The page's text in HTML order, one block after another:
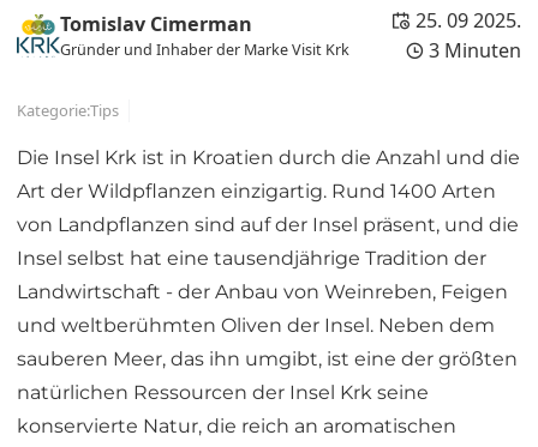
Tomislav Cimerman
Gründer und Inhaber der Marke Visit Krk
25. 09 2025.
3 Minuten
Kategorie:Tips
Die Insel Krk ist in Kroatien durch die Anzahl und die
Art der Wildpflanzen einzigartig. Rund 1400 Arten
von Landpflanzen sind auf der Insel präsent, und die
Insel selbst hat eine tausendjährige Tradition der
Landwirtschaft - der Anbau von Weinreben, Feigen
und weltberühmten Oliven der Insel. Neben dem
sauberen Meer, das ihn umgibt, ist eine der größten
natürlichen Ressourcen der Insel Krk seine
konservierte Natur, die reich an aromatischen